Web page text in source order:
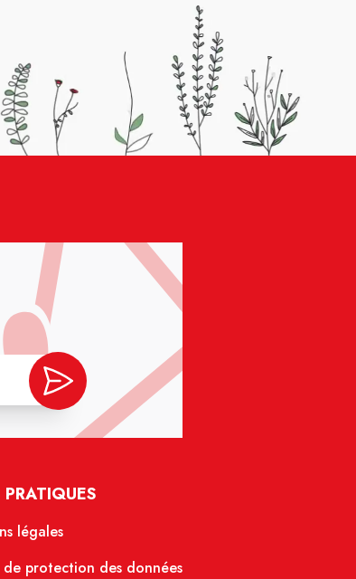
PRATIQUES
légales
protection des données